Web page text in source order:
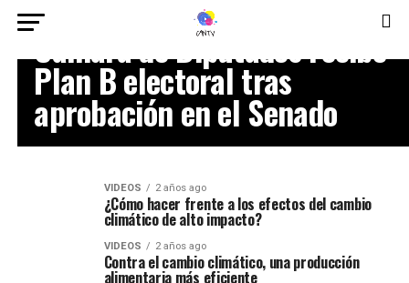
Cámara de Diputados recibe
Plan B electoral tras
aprobación en el Senado
VIDEOS 2 años ago
¿Cómo hacer frente a los efectos del cambio
climático de alto impacto?
VIDEOS 2 años ago
Contra el cambio climático, una producción
alimentaria más eficiente